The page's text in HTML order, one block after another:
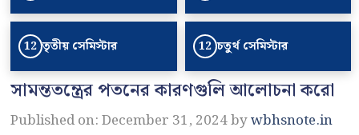
12 তৃতীয় সেমিস্টার 12 চতুর্থ সেমিস্টার
সামন্ততন্ত্রের পতনের কারণগুলি আলোচনা করো
Published on: December 31, 2024bywbhsnote.in